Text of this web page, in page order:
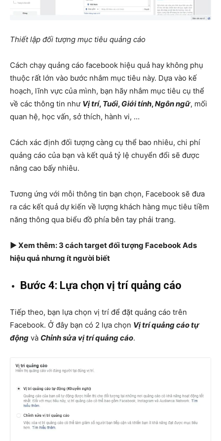
Thiết lập đối tượng mục tiêu quảng cáo
Cách chạy quảng cáo facebook hiệu quả hay không phụ
thuộc rất lớn vào bước nhắm mục tiêu này. Dựa vào kế
hoạch, lĩnh vực của mình, bạn hãy nhắm mục tiêu cụ thể
về các thông tin như Vị trí, Tuổi, Giới tính,Ngôn ngữ, mối
quan hệ, học vấn, sở thích, hành vi, …
Cách xác định đối tượng càng cụ thể bao nhiêu, chi phí
quảng cáo của bạn và kết quả tỷ lệ chuyển đổi sẽ được
nâng cao bấy nhiêu.
Tương ứng với mỗi thông tin bạn chọn, Facebook sẽ đưa
ra các kết quả dự kiến về lượng khách hàng mục tiêu tiềm
năng thông qua biểu đồ phía bên tay phải trang.
► Xem thêm: 3 cách target đối tượng Facebook Ads
hiệu quả nhưng ít người biết
Bước 4: Lựa chọn vị trí quảng cáo
Tiếp theo, bạn lựa chọn vị trí để đặt quảng cáo trên
Facebook. Ở đây bạn có 2 lựa chọn Vị trí quảng cáo tự
động và Chỉnh sửa vị trí quảng cáo.